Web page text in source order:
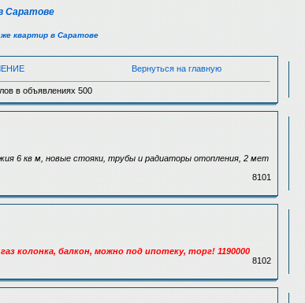
Саратове
квартир в Саратове
Вернуться на главную
в объявлениях 500
6 кв м, новые стояки, трубы и радиаторы отопления, 2 мет
8101
колонка, балкон, можно под ипотеку, торг! 1190000
8102